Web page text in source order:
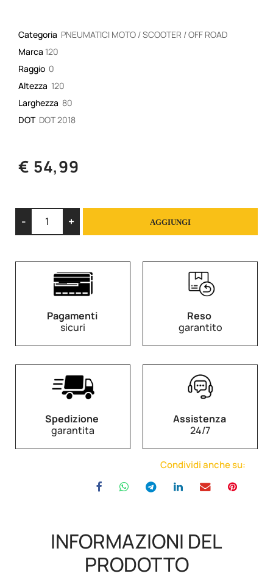
Categoria PNEUMATICI MOTO / SCOOTER / OFF ROAD
Marca 120
Raggio 0
Altezza 120
Larghezza 80
DOT DOT 2018
€ 54,99
AGGIUNGI
Pagamenti
sicuri
Reso
garantito
Spedizione
garantita
Assistenza
24/7
Condividi anche su:
INFORMAZIONI DEL
PRODOTTO